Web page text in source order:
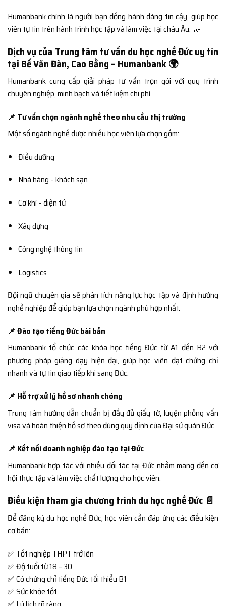
Humanbank chính là người bạn đồng hành đáng tin cậy, giúp học
viên tự tin trên hành trình học tập và làm việc tại châu Âu. 🤝
Dịch vụ của Trung tâm tư vấn du học nghề Đức uy tín
tại Bế Văn Đàn, Cao Bằng – Humanbank 🌍
Humanbank cung cấp giải pháp tư vấn trọn gói với quy trình
chuyên nghiệp, minh bạch và tiết kiệm chi phí.
📌 Tư vấn chọn ngành nghề theo nhu cầu thị trường
Một số ngành nghề được nhiều học viên lựa chọn gồm:
Điều dưỡng
Nhà hàng – khách sạn
Cơ khí – điện tử
Xây dựng
Công nghệ thông tin
Logistics
Đội ngũ chuyên gia sẽ phân tích năng lực học tập và định hướng
nghề nghiệp để giúp bạn lựa chọn ngành phù hợp nhất.
📌 Đào tạo tiếng Đức bài bản
Humanbank tổ chức các khóa học tiếng Đức từ A1 đến B2 với
phương pháp giảng dạy hiện đại, giúp học viên đạt chứng chỉ
nhanh và tự tin giao tiếp khi sang Đức.
📌 Hỗ trợ xử lý hồ sơ nhanh chóng
Trung tâm hướng dẫn chuẩn bị đầy đủ giấy tờ, luyện phỏng vấn
visa và hoàn thiện hồ sơ theo đúng quy định của Đại sứ quán Đức.
📌 Kết nối doanh nghiệp đào tạo tại Đức
Humanbank hợp tác với nhiều đối tác tại Đức nhằm mang đến cơ
hội thực tập và làm việc chất lượng cho học viên.
Điều kiện tham gia chương trình du học nghề Đức 📄
Để đăng ký du học nghề Đức, học viên cần đáp ứng các điều kiện
cơ bản:
✅ Tốt nghiệp THPT trở lên
✅ Độ tuổi từ 18 – 30
✅ Có chứng chỉ tiếng Đức tối thiểu B1
✅ Sức khỏe tốt